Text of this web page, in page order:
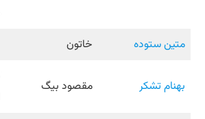
متین ستوده
خاتون
بهنام تشکر مقصود بیگ